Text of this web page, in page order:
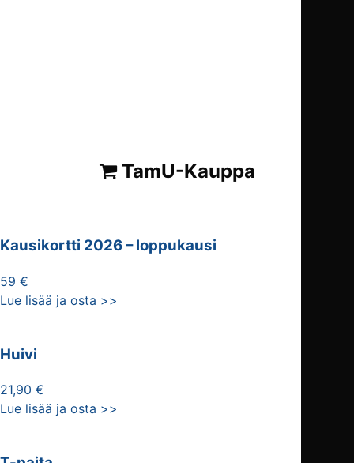
TamU-Kauppa
Kausikortti 2026 – loppukausi
59 €
Lue lisää ja osta >>
Huivi
21,90 €
Lue lisää ja osta >>